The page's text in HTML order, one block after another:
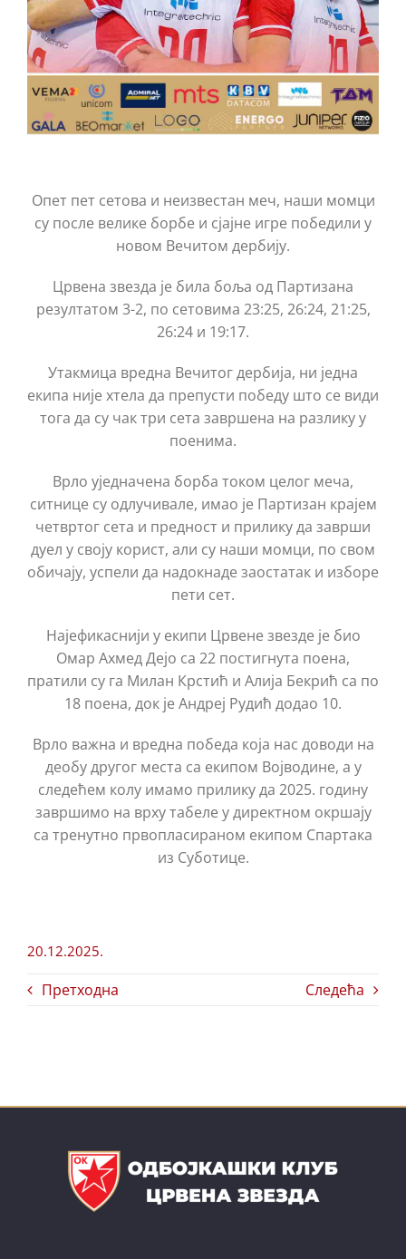
Опет пет сетова и неизвестан меч, наши момци
су после велике борбе и сјајне игре победили у
новом Вечитом дербију.
Црвена звезда је била боља од Партизана
резултатом 3-2, по сетовима 23:25, 26:24, 21:25,
26:24 и 19:17.
Утакмица вредна Вечитог дербија, ни једна
екипа није хтела да препусти победу што се види
тога да су чак три сета завршена на разлику у
поенима.
Врло уједначена борба током целог меча,
ситнице су одлучивале, имао је Партизан крајем
четвртог сета и предност и прилику да заврши
дуел у своју корист, али су наши момци, по свом
обичају, успели да надокнаде заостатак и изборе
пети сет.
Најефикаснији у екипи Црвене звезде је био
Омар Ахмед Дејо са 22 постигнута поена,
пратили су га Милан Крстић и Алија Бекрић са по
18 поена, док је Андреј Рудић додао 10.
Врло важна и вредна победа која нас доводи на
деобу другог места са екипом Војводине, а у
следећем колу имамо прилику да 2025. годину
завршимо на врху табеле у директном окршају
са тренутно првопласираном екипом Спартака
из Суботице.
20.12.2025.
Претходна Следећа